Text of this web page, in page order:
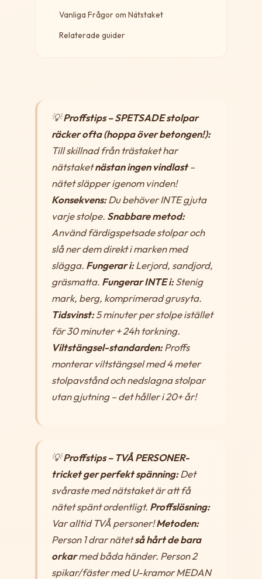
Vanliga Frågor om Nätstaket
Relaterade guider
💡Proffstips – SPETSADE stolpar
räcker ofta (hoppa över betongen!):
Till skillnad från trästaket har
nätstaketnästan ingen vindlast–
nätet släpper igenom vinden!
Konsekvens:Du behöver INTE gjuta
varje stolpe. Snabbare metod:
Använd färdigspetsade stolpar och
slå ner dem direkt i marken med
slägga. Fungerar i:Lerjord, sandjord,
gräsmatta. Fungerar INTE i:Stenig
mark, berg, komprimerad grusyta.
Tidsvinst:5 minuter per stolpe istället
för 30 minuter + 24h torkning.
Viltstängsel-standarden:Proffs
monterar viltstängsel med 4 meter
stolpavstånd och nedslagna stolpar
utan gjutning – det håller i 20+ år!
💡Proffstips – TVÅ PERSONER-
tricket ger perfekt spänning:Det
svåraste med nätstaket är att få
nätet spänt ordentligt. Proffslösning:
Var alltid TVÅ personer!Metoden:
Person 1 drar nätetså hårt de bara
orkarmed båda händer. Person 2
spikar/fäster med U-kramor MEDAN